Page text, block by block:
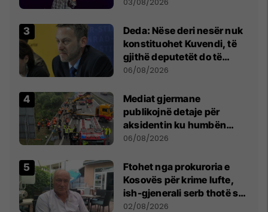
Deda: Nëse deri nesër nuk
konstituohet Kuvendi, të
gjithë deputetët do të
bëjnë shkelje të rëndë
06/08/2026
Mediat gjermane
publikojnë detaje për
aksidentin ku humbën
jetën tre mërgimtarë nga
06/08/2026
Ftohet nga prokuroria e
Kosovës për krime lufte,
ish-gjenerali serb thotë se
dikush e tradhtoi në
02/08/2026